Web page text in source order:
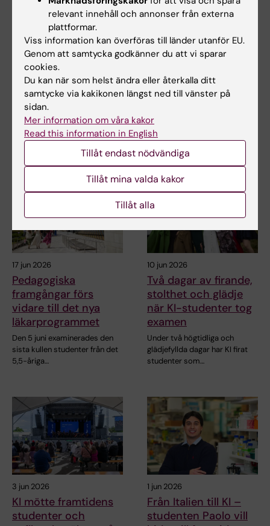
17 jun 2026
Nu går "sista kullen"
från gamla
läkarprogrammet ut i
yrkeslivet
När Gottfrid Rehnman och
hans kursare på det 5,5-åriga
läkarprogrammet går…
17 jun 2026
Pedagogiska
framgångar förs
vidare till det nya
läkarprogrammet
Den 5 juni examinerades den
sista kullen studenter från det
5,5-åriga…
17 jun 2026
Pedagogiska
framgångar förs
vidare till det nya
läkarprogrammet
Den 5 juni examinerades den
sista kullen studenter från det
5,5-åriga…
10 jun 2026
Två dagar av firande,
stolthet och glädje
när KI-studenter tog
examen
Under två högtidliga och
glädjefyllda dagar har KI firat
studenter som…
3 jun 2026
KI mötte framtidens
studenter och
1 jun 2026
Från Italien till KI –
studenten Paolo vill
relevant innehåll och annonser från externa
plattformar.
Viss information kan överföras till länder utanför EU.
Genom att samtycka godkänner du att vi sparar
cookies.
Du kan när som helst ändra eller återkalla ditt
samtycke via kakikonen längst ned till vänster på
sidan.
Mer information om våra kakor
Read this information in English
Tillåt endast nödvändiga
Tillåt mina valda kakor
Tillåt alla